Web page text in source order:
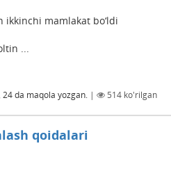
ikkinchi mamlakat bo‘ldi
...
24da maqola yozgan. | 514 ko'rilgan
qoidalari